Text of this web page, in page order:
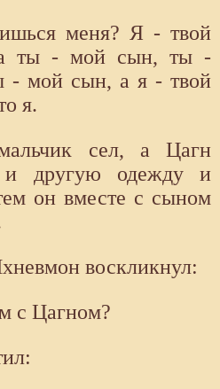
меня? Я - твой
ты - мой сын, ты -
- мой сын, а я - твой
я.
сел, а Цагн
и другую одежду и
он вместе с сыном
воскликнул:
с Цагном?